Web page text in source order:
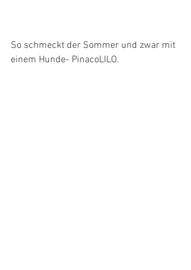
So schmeckt der Sommer und zwar mit
einem Hunde- PinacoLILO.